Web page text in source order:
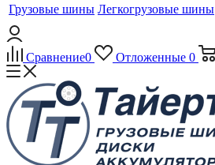
Грузовые шины Легкогрузовые шины
Сравнение0 Отложенные 0